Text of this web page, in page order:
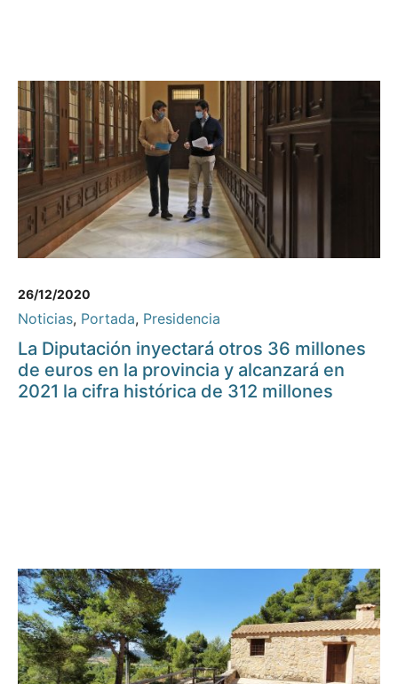
26/12/2020
Noticias, Portada, Presidencia
La Diputación inyectará otros 36 millones
de euros en la provincia y alcanzará en
2021 la cifra histórica de 312 millones